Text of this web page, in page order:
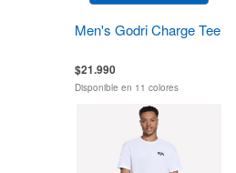
Men's Godri Charge Tee
$21.990
Disponible en 11 colores